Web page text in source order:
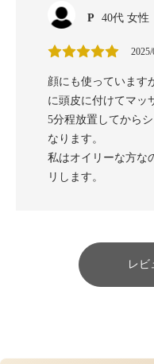
P 40代 女性
2025/
顔にも使っています
に頭皮に付けてマッ
5分程放置してから
なります。
私はオイリーな方な
リします。
レビ